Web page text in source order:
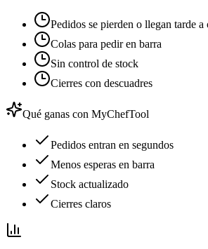
Pedidos se pierden o llegan tarde a
Colas para pedir en barra
Sin control de stock
Cierres con descuadres
Qué ganas con MyChefTool
Pedidos entran en segundos
Menos esperas en barra
Stock actualizado
Cierres claros